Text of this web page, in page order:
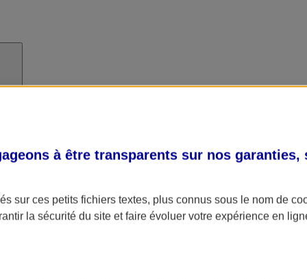
à être transparents sur nos
sur ces petits fichiers textes, plus connus sous le nom de
la sécurité du site et faire évoluer votre expérience en